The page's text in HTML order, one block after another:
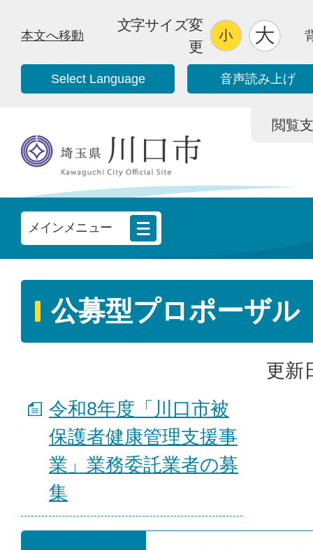
本文へ移動
文字サイズ変
更
Select Language 音声読み上げ
閲覧
メインメニュー
公募型プロポーザル
更新
令和8年度「川口市被
保護者健康管理支援事
業」業務委託業者の募
集